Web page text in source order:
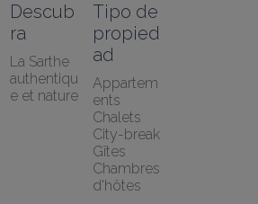
Descub
ra
La Sarthe
authentiqu
e et nature
Tipo de
propied
ad
Appartem
ents
Chalets
City-break
Gîtes
Chambres
d'hôtes